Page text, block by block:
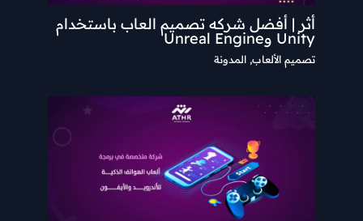
أثر | أفضل شركه تصميم العاب باستخدام
Unity وUnreal Engine
تصميم الألعاب, المدونة